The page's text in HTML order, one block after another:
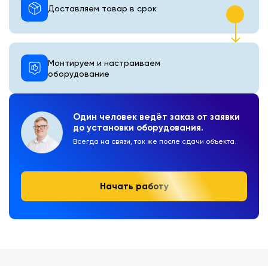
Один человек ведёт заказ от заявки
до установки оборудования.
Всегда на связи, так же после сдачи объекта.
Начать работу
Монтируем и настраиваем
оборудование
Доставляем товар в срок